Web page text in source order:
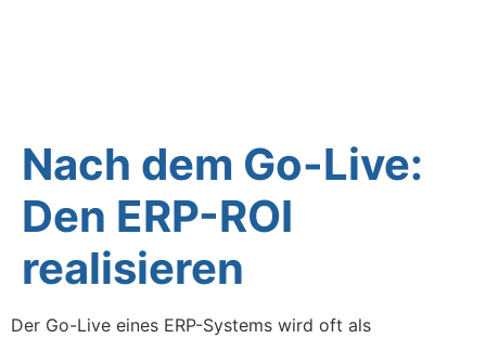
Nach dem Go-Live:
Den ERP-ROI
realisieren
Der Go-Live eines ERP-Systems wird oft als